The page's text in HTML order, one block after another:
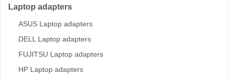
Laptop adapters
ASUS Laptop adapters
DELL Laptop adapters
FUJITSU Laptop adapters
HP Laptop adapters